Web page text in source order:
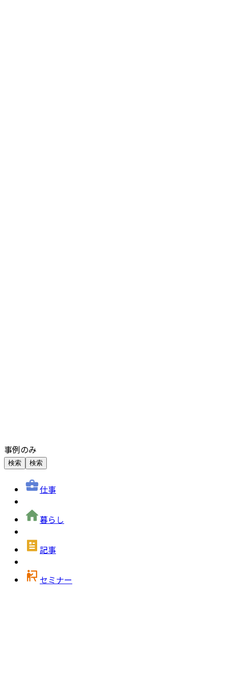
事例のみ
検索 検索
仕事
暮らし
記事
セミナー